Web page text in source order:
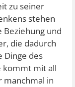
zu seiner
stehen
Beziehung und
die dadurch
Dinge des
kommt mit all
manchmal in